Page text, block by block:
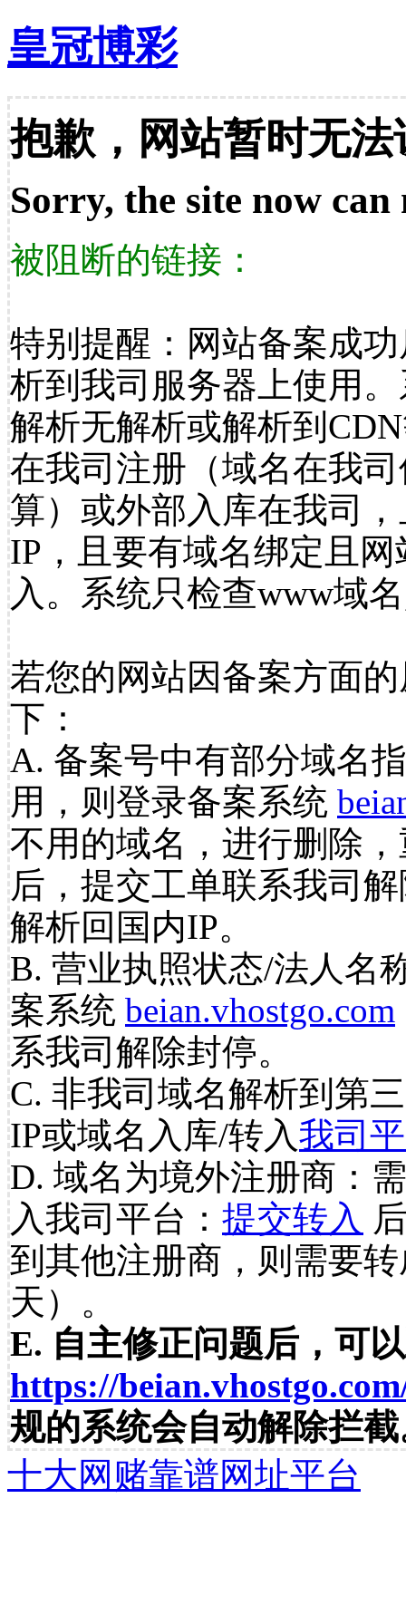
皇冠博彩
抱歉，网站暂时无法
Sorry, the site now can
被阻断的链接：
特别提醒：网站备案成
析到我司服务器上使用
解析无解析或解析到
在我司注册（域名在我
算）或外部入库在我司
IP，且要有域名绑定且
入。系统只检查www域
若您的网站因备案方面
下：
A. 备案号中有部分域名
用，则登录备案系统
不用的域名，进行删除
后，提交工单联系我司
解析回国内IP。
B. 营业执照状态/法人名
案系统 beian.vhostgo.com
系我司解除封停。
C. 非我司域名解析到第
IP或域名入库/转入我司
D. 域名为境外注册商：
入我司平台： 提交转入
到其他注册商，则需要
天）。
E. 自主修正问题后，可
https://
规的系统会自动解除拦
十大网赌靠谱网址平台